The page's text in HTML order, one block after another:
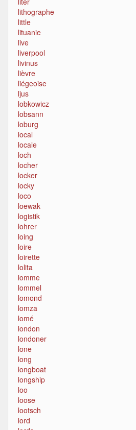
lithographe
little
lituanie
live
liverpool
livinus
lièvre
liégeoise
ljus
lobkowicz
lobsann
loburg
local
locale
loch
locher
locker
locky
loco
loewak
logistik
lohrer
loing
loire
loirette
lolita
lomme
lommel
lomond
lomza
lomé
london
londoner
lone
long
longboat
longship
loo
loose
lootsch
lord